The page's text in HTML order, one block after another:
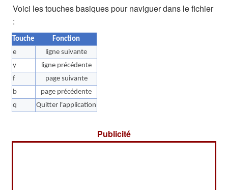
Voici les touches basiques pour naviguer dans le fichier
:
Touche
Fonction
e
ligne suivante
y
ligne précédente
f
page suivante
b
page précédente
q
Quitter l'application
Publicité